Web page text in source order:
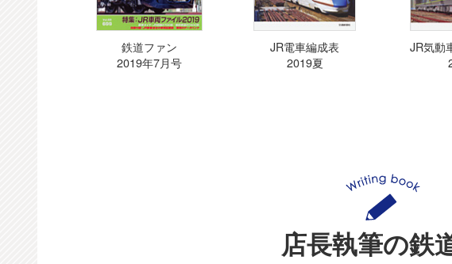
鉄道ファン
2019年7月号
JR電車編成表
2019夏
JR気動
店長執筆の鉄